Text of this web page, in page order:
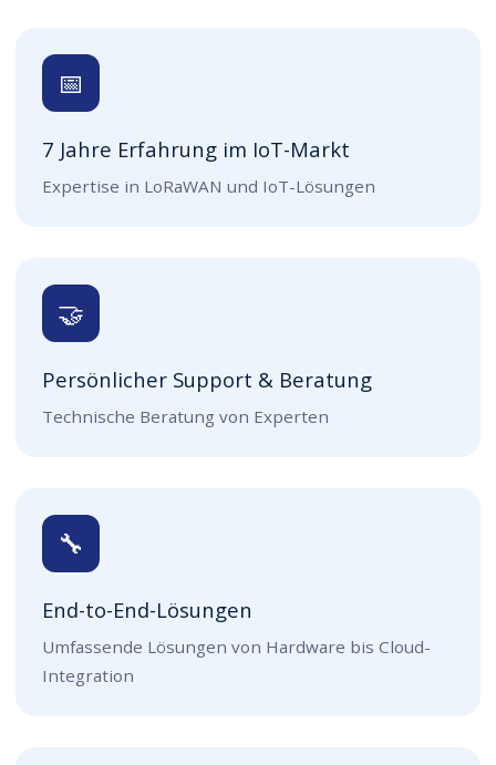
📅
7 Jahre Erfahrung im IoT-Markt
Expertise in LoRaWAN und IoT-Lösungen
🤝
Persönlicher Support & Beratung
Technische Beratung von Experten
🔧
End-to-End-Lösungen
Umfassende Lösungen von Hardware bis Cloud-
Integration